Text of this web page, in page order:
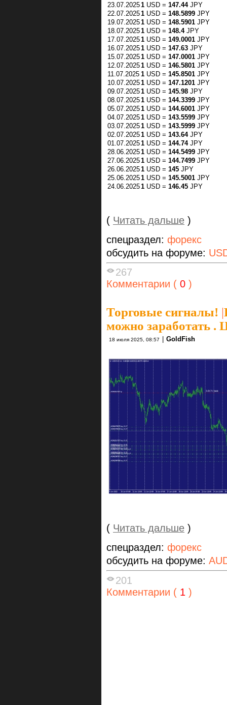
23.07.20251 USD = 147.44JPY
22.07.20251 USD = 148.5899 JPY
19.07.20251 USD = 148.5901 JPY
18.07.20251 USD = 148.4JPY
17.07.20251 USD = 149.0001 JPY
16.07.20251 USD = 147.63 JPY
15.07.20251 USD = 147.0001 JPY
12.07.20251 USD = 146.5801 JPY
11.07.2025 1 USD = 145.8501 JPY
10.07.20251 USD = 147.1201 JPY
09.07.20251 USD = 145.98 JPY
08.07.20251 USD = 144.3399 JPY
05.07.20251 USD = 144.6001 JPY
04.07.20251 USD = 143.5599 JPY
03.07.20251 USD = 143.5999 JPY
02.07.20251 USD = 143.64JPY
01.07.20251 USD = 144.74JPY
28.06.20251 USD = 144.5499 JPY
27.06.20251 USD = 144.7499 JPY
26.06.20251 USD = 145 JPY
25.06.20251 USD = 145.5001 JPY
24.06.20251 USD = 146.45 JPY
( Читать дальше )
спецраздел: форекс
обсудить на форуме:
267
Комментарии ( 0 )
Торговые сигналы! |
можно заработать .
18 июля 2025, 08:57 GoldFish
( Читать дальше )
спецраздел: форекс
обсудить на форуме:
201
Комментарии ( 1 )